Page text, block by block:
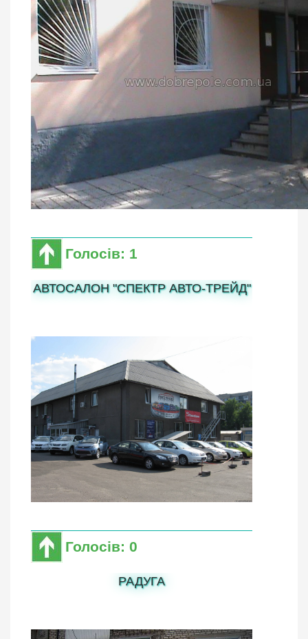
Голосів: 1
АВТОСАЛОН "СПЕКТР АВТО-ТРЕЙД"
Голосів: 0
РАДУГА